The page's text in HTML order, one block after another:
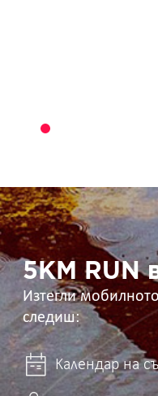
5KM
RUN
в
ръцете
ти 5KM RUN
Изтегли
следиш:
Календар на